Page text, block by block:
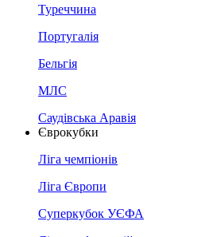
Туреччина
Португалія
Бельгія
МЛС
Саудівська Аравія
Єврокубки
Ліга чемпіонів
Ліга Європи
Суперкубок УЄФА